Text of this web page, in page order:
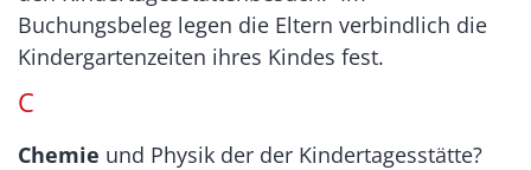
Buchungsbeleg legen die Eltern verbindlich die
Kindergartenzeiten ihres Kindes fest.
C
Chemie und Physik der der Kindertagesstätte?